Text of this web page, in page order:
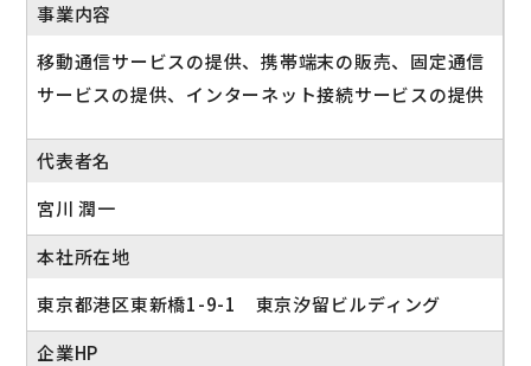
事業内容
移動通信サービスの提供、携帯端末の販売、固定通信
サービスの提供、インターネット接続サービスの提供
代表者名
宮川 潤一
本社所在地
東京都港区東新橋1-9-1 東京汐留ビルディング
企業HP